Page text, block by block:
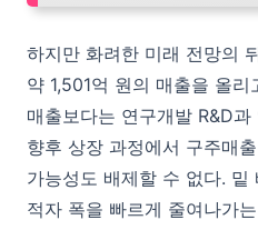
하지만 화려한 미래 전망의
약 1,501억 원의 매출을 올
매출보다는 연구개발 R&D
향후 상장 과정에서 구주매
가능성도 배제할 수 없다.
적자 폭을 빠르게 줄여나가